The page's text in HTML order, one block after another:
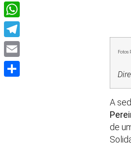
Fotos
A
de
Threads
WhatsApp
Telegram
Email